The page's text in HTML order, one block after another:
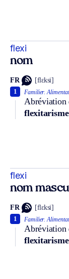
flexi
nom
FR [flɛksi]
Familier.
flexitarisme
1
flexi
nom
FR [flɛksi]
Familier.
flexitarisme
1